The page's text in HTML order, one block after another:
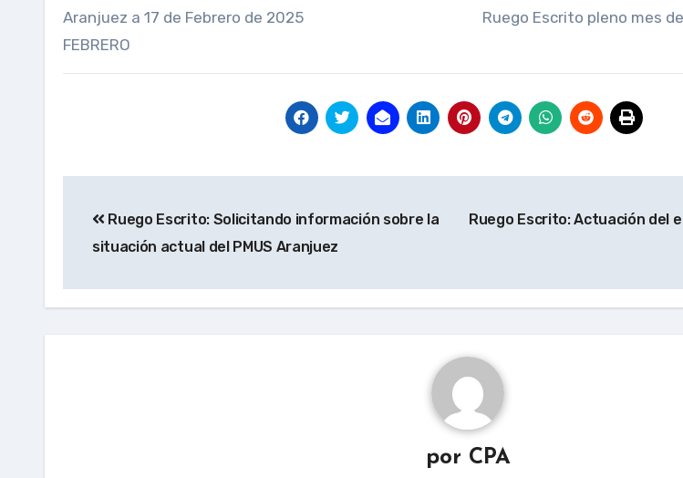
Aranjuez a 17 de Febrero de 2025 Ruego Escrito pleno mes de
FEBRERO
de Ruego Escrito: Solicitando información sobre la
situación actual del PMUS Aranjuez
Ruego Escrito: Actuación del
por CPA